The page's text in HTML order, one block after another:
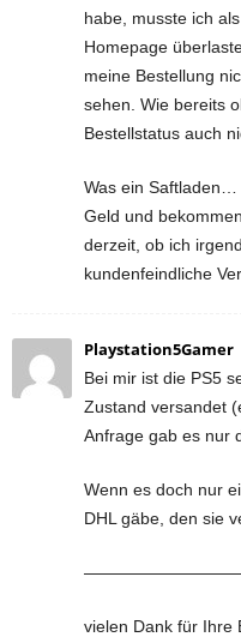
habe, musste ich
Homepage
meine Bestellung
sehen. Wie bereits
Bestellstatus auch
Was ein Saftladen…
Geld und
derzeit, ob ich
kundenfeindliche
Playstation5Gamer
Bei mir ist die PS5
Zustand versandet
Anfrage gab es nur
Wenn es doch nur
DHL gäbe, den sie
vielen Dank für Ihre